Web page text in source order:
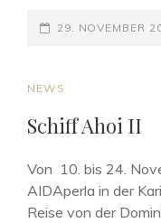
POSTED-
29. NOVEMBER
CAT
NEWS
Schiff Ahoi II
Von 10. bis 24.
AIDAperla in der
Reise von der